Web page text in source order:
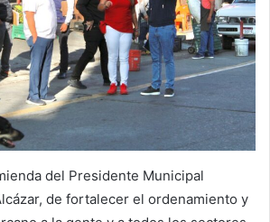
del Presidente Municipal
de fortalecer el ordenamiento y